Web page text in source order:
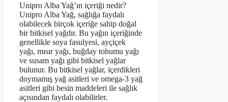
Unipro Alba Yağ’ın içeriği nedir?
Unipro Alba Yağ, sağlığa faydalı
olabilecek birçok içeriğe sahip doğal
bir bitkisel yağdır. Bu yağın içeriğinde
genellikle soya fasulyesi, ayçiçek
yağı, mısır yağı, buğday tohumu yağı
ve susam yağı gibi bitkisel yağlar
bulunur. Bu bitkisel yağlar, içerdikleri
doymamış yağ asitleri ve omega-3 yağ
asitleri gibi besin maddeleri ile sağlık
açısından faydalı olabilirler.